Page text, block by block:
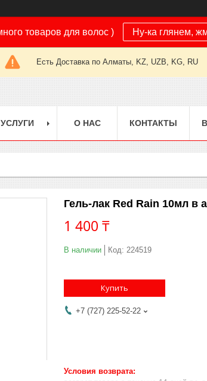
товаров для волос ) Ну-ка глянем,
Есть Доставка по Алматы, KZ, UZB, KG, RU
О НАС КОНТАКТЫ
Гель-лак Red Rain 10мл в
1 400 ₸
В наличии Код: 224519
Купить
+7 (727) 225-52-22